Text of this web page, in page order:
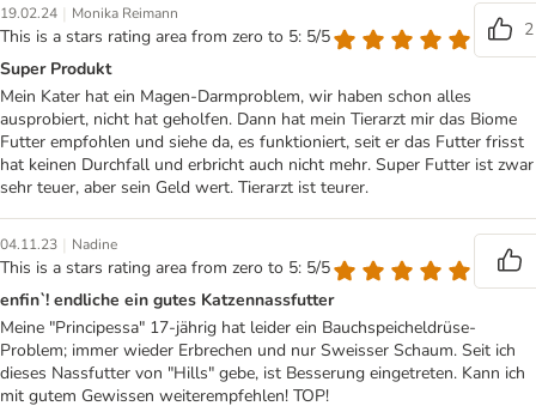
19.02.24 | Monika Reimann
This is a stars rating area from zero to 5: 5/5
2
Super Produkt
Mein Kater hat ein Magen-Darmproblem, wir haben schon alles
ausprobiert, nicht hat geholfen. Dann hat mein Tierarzt mir das Biome
Futter empfohlen und siehe da, es funktioniert, seit er das Futter frisst
hat keinen Durchfall und erbricht auch nicht mehr. Super Futter ist zwar
sehr teuer, aber sein Geld wert. Tierarzt ist teurer.
04.11.23 | Nadine
This is a stars rating area from zero to 5: 5/5
enfin`! endliche ein gutes Katzennassfutter
Meine "Principessa" 17-jährig hat leider ein Bauchspeicheldrüse-
Problem; immer wieder Erbrechen und nur Sweisser Schaum. Seit ich
dieses Nassfutter von "Hills" gebe, ist Besserung eingetreten. Kann ich
mit gutem Gewissen weiterempfehlen! TOP!